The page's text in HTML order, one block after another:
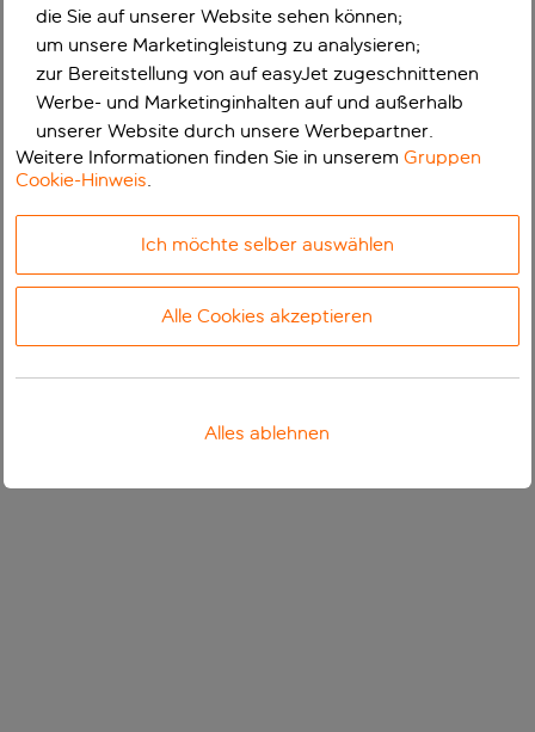
die Sie auf unserer Website sehen können;
um unsere Marketingleistung zu analysieren;
zur Bereitstellung von auf easyJet zugeschnittenen
Werbe- und Marketinginhalten auf und außerhalb
unserer Website durch unsere Werbepartner.
Weitere Informationen finden Sie in unseremGruppen
Cookie-Hinweis.
Ich möchte selber auswählen
Alle Cookies akzeptieren
Alles ablehnen